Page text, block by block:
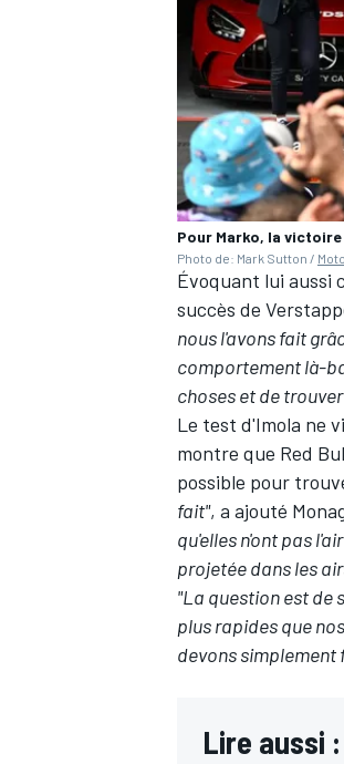
Pour Marko, la
Photo de: Mark Sutton /
Évoquant lui aussi
succès de
nous l'avons fait
comportement là-
choses et de
Le test d'Imola ne
montre que Red
possible pour
fait", a ajouté
qu'elles n'ont pas
projetée dans les
"La question est de
plus rapides que
devons simplement
Lire aussi :